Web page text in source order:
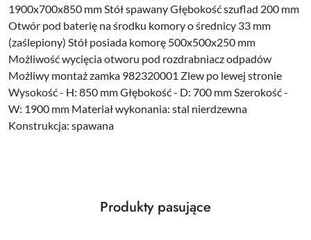
1900x700x850 mm Stół spawany Głębokość szuflad 200 mm
Otwór pod baterię na środku komory o średnicy 33 mm
(zaślepiony) Stół posiada komorę 500x500x250 mm
Możliwość wycięcia otworu pod rozdrabniacz odpadów
Możliwy montaż zamka 982320001 Zlew po lewej stronie
Wysokość - H: 850 mm Głębokość - D: 700 mm Szerokość -
W: 1900 mm Materiał wykonania: stal nierdzewna
Konstrukcja: spawana
Pomiń karuzelę produktów
Produkty
Produkty pasujące